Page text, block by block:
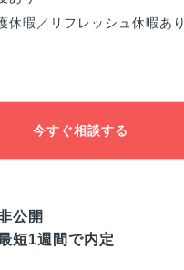
休暇／リフレッシュ休暇あり
今すぐ相談する
公開
短1週間で内定